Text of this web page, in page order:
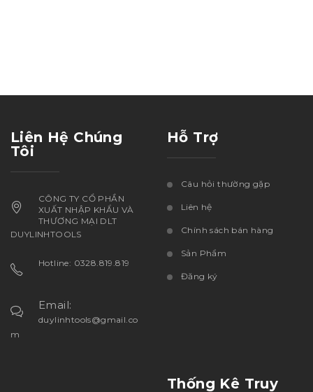
Liên Hệ Chúng
Tôi
CÔNG TY CỔ PHẦN
XUẤT NHẬP KHẨU VÀ
THƯƠNG MẠI DLT
DUYLINHTOOLS
Hotline: 0328.819.819
Email:
duylinhtools@gmail.co
m
Hỗ Trợ
Câu hỏi thường gặp
Liên hệ
Chính sách bán hàng
Sản Phẩm
Đăng ký
Thống Kê Truy